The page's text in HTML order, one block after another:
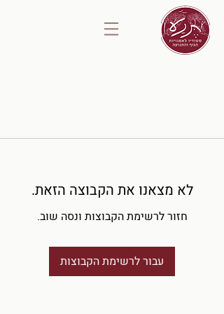
לא מצאנו את הקבוצה הזאת.
חזור לרשימת הקבוצות ונסה שוב.
עבור לרשימת הקבוצות